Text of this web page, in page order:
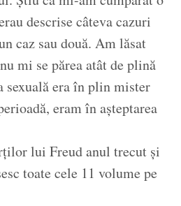
descrise câteva cazuri
caz sau două. Am lăsat
mi se părea atât de plină
era în plin mister
eram în așteptarea
lui Freud anul trecut și
toate cele 11 volume pe